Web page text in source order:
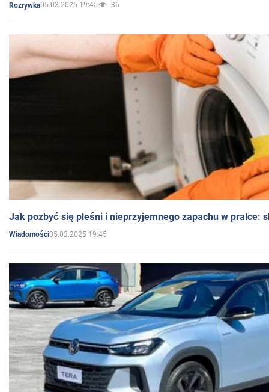
Rozrywka05.03.2025 19:45 36
Jak pozbyć się pleśni i nieprzyjemnego zapachu w pralce:
Wiadomości05.03.2025 19:45